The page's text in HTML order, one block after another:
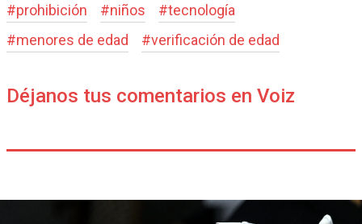
#prohibición #niños #tecnología
#menores de edad #verificación de edad
Déjanos tus comentarios en Voiz